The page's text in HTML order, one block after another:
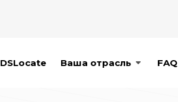
Ваша отрасль FAQ